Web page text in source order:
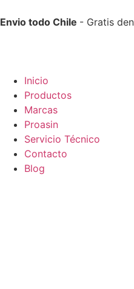
Envio todo Chile - Gratis
Inicio
Productos
Marcas
Proasin
Servicio Técnico
Contacto
Blog